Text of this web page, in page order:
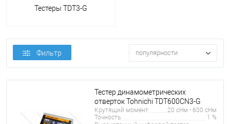
Тестеры TDT3-G
Фильтр популярности
Тестер динамометрических
отверток Tohnichi TDT600CN3-G
Крутящий момент
20 сНм - 600 сНм
Точность
1 %